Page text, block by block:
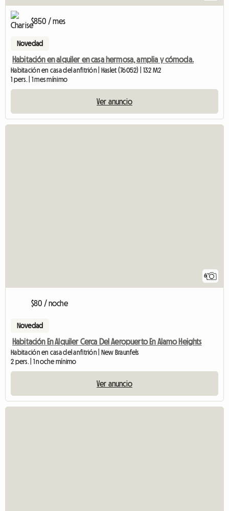
$850 / mes
Novedad
Habitación en alquiler en casa hermosa, amplia y cómoda.
Habitación en casa del anfitrión | Haslet (76052) | 132 M2
1 pers. | 1 mes mínimo
Ver anuncio
6
$80 / noche
Novedad
Habitación En Alquiler Cerca Del Aeropuerto En Alamo Heights
Habitación en casa del anfitrión | New Braunfels
2 pers. | 1 noche mínimo
Ver anuncio